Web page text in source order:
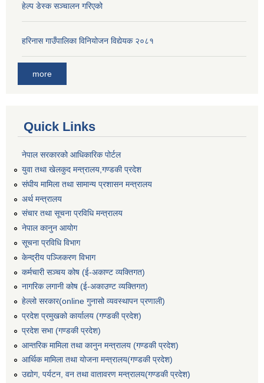
हेल्प डेस्क सञ्‍चालन गरिएको
हरिनास गाउँपालिका विनियोजन विद्येयक २०८१
more
Quick Links
नेपाल सरकारको आधिकारिक पोर्टल
युवा तथा खेलकुद मन्त्रालय,गण्डकी प्रदेश
संघीय मामिला तथा सामान्य प्रशासन मन्त्रालय
अर्थ मन्त्रालय
संचार तथा सूचना प्रविधि मन्त्रालय
नेपाल कानुन आयोग
सूचना प्रविधि विभाग
केन्द्रीय पञ्जिकरण विभाग
कर्मचारी सञ्‍चय कोष (ई‍-अकाण्ट व्यक्तिगत)
नागरिक लगानी कोष (ई-अकाउण्ट व्यक्तिगत)
हेल्लो सरकार(online गुनासो व्यवस्थापन प्रणाली)
प्रदेश प्रमुखको कार्यालय (गण्डकी प्रदेश)
प्रदेश सभा (गण्डकी प्रदेश)
आन्तरिक मामिला तथा कानुन मन्त्रालय (गण्डकी प्रदेश)
आर्थिक मामिला तथा योजना मन्त्रालय(गण्डकी प्रदेश)
उद्योग, पर्यटन, वन तथा वातावरण मन्त्रालय(गण्डकी प्रदेश)